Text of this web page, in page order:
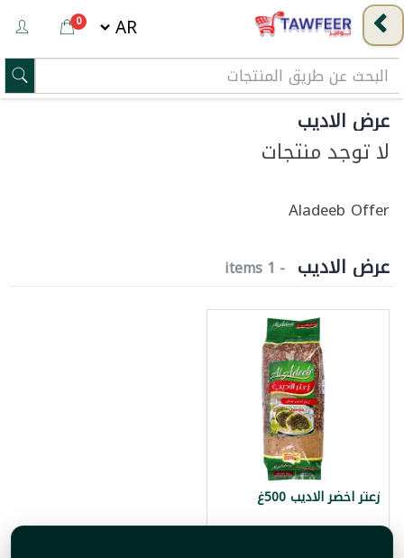
0
عرض الاديب
لا توجد منتجات
Aladeeb Offer
عرض الاديب - 1 items
زعتر اخضر الاديب 500غ